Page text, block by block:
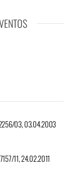
03, 03.04.2003
11, 24.02.2011